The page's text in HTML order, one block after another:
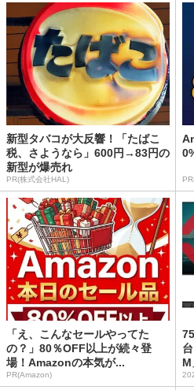
新型タバコが大反響！「たばこ
税、さようなら」600円→83円の
新型が爆売れ
PR(株式会社HAL)
「え、こんなセールやってた
の？」80％OFF以上が続々登
場！Amazonの本気が...
PR(Amazon)
M